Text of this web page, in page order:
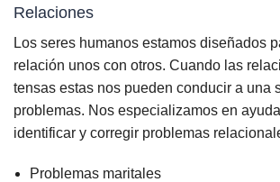
Relaciones
Los seres humanos estamos diseñados
relación unos con otros. Cuando las
tensas estas nos pueden conducir a una
problemas. Nos especializamos en
identificar y corregir problemas
Problemas maritales